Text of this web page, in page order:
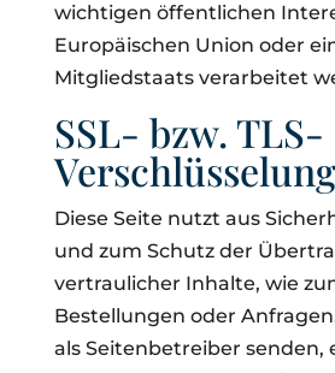
wichtigen öffentlichen
Europäischen Union oder
Mitgliedstaats verarbeitet
SSL- bzw. TLS-
Verschlüsselung
Diese Seite nutzt aus
und zum Schutz der
vertraulicher Inhalte, wie
Bestellungen oder
als Seitenbetreiber senden,